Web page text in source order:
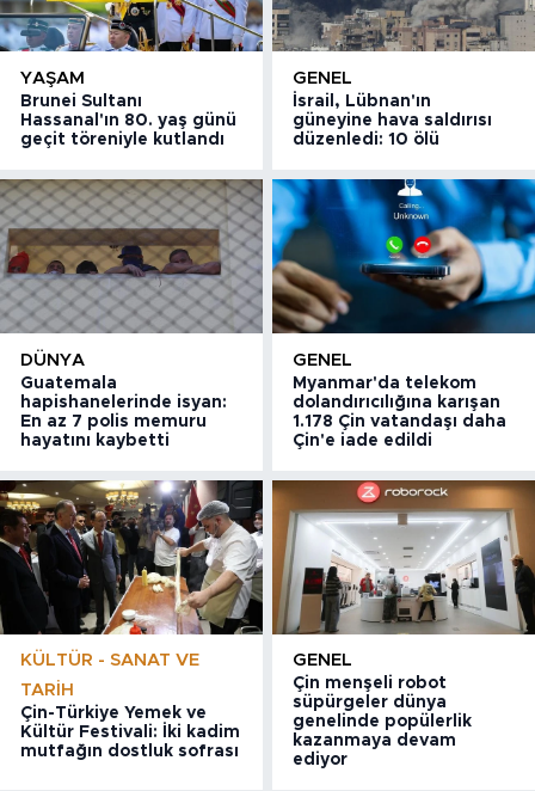
YAŞAM
Brunei Sultanı
Hassanal'ın 80. yaş günü
geçit töreniyle kutlandı
GENEL
İsrail, Lübnan'ın
güneyine hava saldırısı
düzenledi: 10 ölü
DÜNYA
Guatemala
hapishanelerinde isyan:
En az 7 polis memuru
hayatını kaybetti
GENEL
Myanmar'da telekom
dolandırıcılığına karışan
1.178 Çin vatandaşı daha
Çin'e iade edildi
KÜLTÜR - SANAT VE
TARIH
Çin-Türkiye Yemek ve
Kültür Festivali: İki kadim
mutfağın dostluk sofrası
GENEL
Çin menşeli robot
süpürgeler dünya
genelinde popülerlik
kazanmaya devam
ediyor